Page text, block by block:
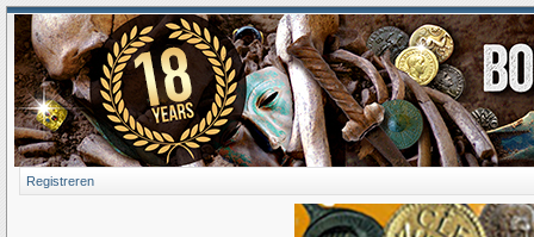
Registreren